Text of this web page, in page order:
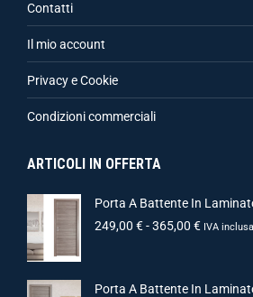
Contatti
Il mio account
Privacy e Cookie
Condizioni commerciali
ARTICOLI IN OFFERTA
Porta A Battente In
249,00 €-365,00 € IVA inclusa
Porta A Battente In